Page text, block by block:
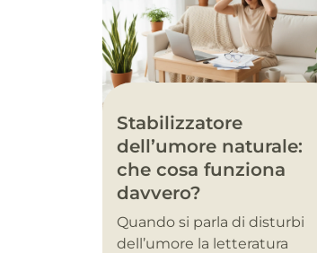
Stabilizzatore
dell’umore naturale:
che cosa funziona
davvero?
Quando si parla di disturbi
dell’umore la letteratura